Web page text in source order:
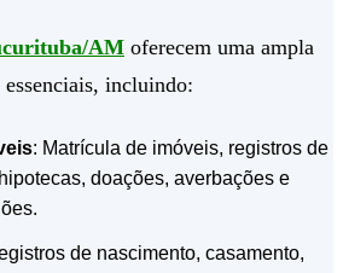
AM oferecem uma ampla
incluindo:
: Matrícula de imóveis, registros de
doações, averbações e
de nascimento, casamento,